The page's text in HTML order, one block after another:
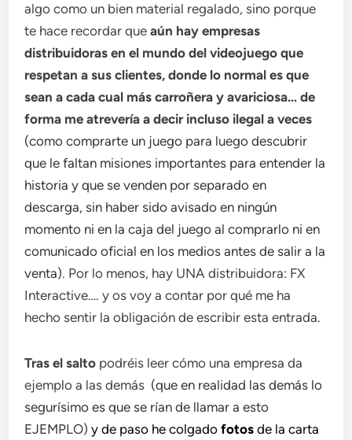
algo como un bien material regalado, sino porque
te hace recordar queaún hay empresas
distribuidoras en el mundo del videojuego que
respetan a sus clientes, donde lo normal es que
sean a cada cual más carroñera y avariciosa… de
forma me atrevería a decir incluso ilegal a veces
(como comprarte un juego para luego descubrir
que le faltan misiones importantes para entender la
historia y que se venden por separado en
descarga, sin haber sido avisado en ningún
momento ni en la caja del juego al comprarlo ni en
comunicado oficial en los medios antes de salir a la
venta). Por lo menos, hay UNA distribuidora: FX
Interactive…. y os voy a contar por qué me ha
hecho sentir la obligación de escribir esta entrada.
Tras el salto podréis leer cómo una empresa da
ejemplo a las demás (que en realidad las demás lo
segurísimo es que se rían de llamar a esto
EJEMPLO) y de paso he colgadofotos de la carta